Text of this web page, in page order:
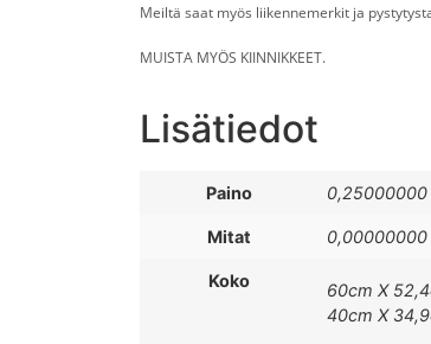
Meiltä saat myös liikennemerkit ja
MUISTA MYÖS KIINNIKKEET.
Lisätiedot
Paino 0,25000000
Mitat
Koko
60cm X
40cm X